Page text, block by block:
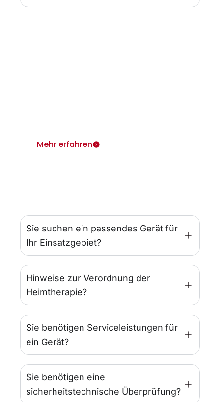
Sie suchen ein passendes Gerät für
Ihr Einsatzgebiet?
Hinweise zur Verordnung der
Heimtherapie?
Sie benötigen Serviceleistungen für
ein Gerät?
Sie benötigen eine
sicherheitstechnische Überprüfung?
Mehr erfahren